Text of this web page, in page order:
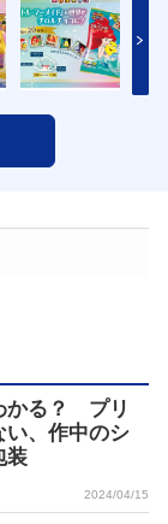
かる？ プリ
い、作中のシ
装
2024/04/15